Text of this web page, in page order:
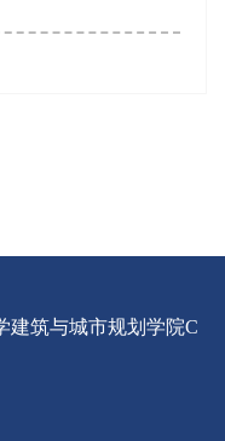
建筑与城市规划学院C